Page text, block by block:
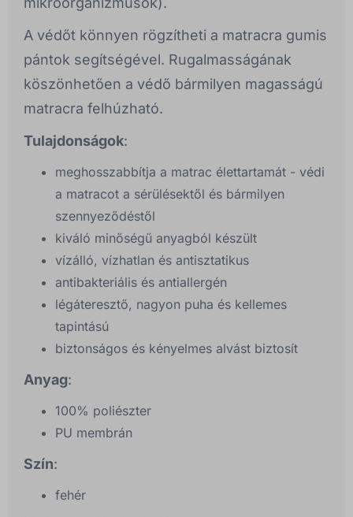
A védőt könnyen rögzítheti a matracra gumis
pántok segítségével. Rugalmasságának
köszönhetően a védő bármilyen magasságú
matracra felhúzható.
Tulajdonságok:
meghosszabbítja a matrac élettartamát - védi
a matracot a sérülésektől és bármilyen
szennyeződéstől
kiváló minőségű anyagból készült
vízálló, vízhatlan és antisztatikus
antibakteriális és antiallergén
légáteresztő, nagyon puha és kellemes
tapintású
biztonságos és kényelmes alvást biztosít
Anyag:
100% poliészter
PU membrán
Szín:
fehér